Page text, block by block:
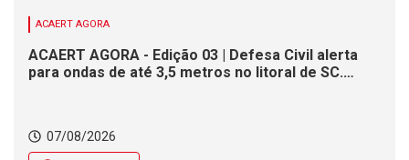
ACAERT AGORA
ACAERT AGORA - Edição 03 | Defesa Civil alerta
para ondas de até 3,5 metros no litoral de SC.
07/08/2026